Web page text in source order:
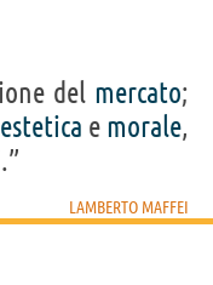
del mercato;
estetica e morale,
.”
LAMBERTO MAFFEI